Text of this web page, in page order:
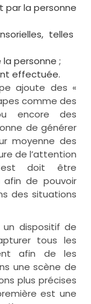
par la personne
telles
personne ;
effectuée.
ajoute des «
comme des
encore des
de générer
moyenne des
de l’attention
doit être
de pouvoir
des situations
un dispositif de
tous les
afin de les
une scène de
plus précises
est une